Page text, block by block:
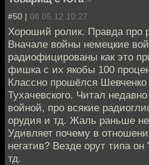
#50 | 08.05.12 10:27
Хороший ролик. Правда про
Вначале войны немецкие
радиофицированы как это
фишка с их якобы 100
Классно прошёлся
Тухачевского. Читал
войной, про всякие
орудия и тд. Жаль раньше
Удивляет почему в
негатив? Везде орут типа
тд.